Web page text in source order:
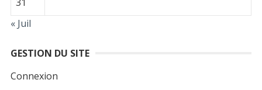
« Juil
GESTION DU SITE
Connexion